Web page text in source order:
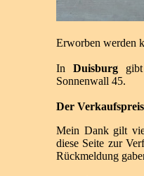
Erworben werden
InDuisburg
Sonnenwall 45.
Der
Mein Dank gilt
diese Seite zur
Rückmeldung